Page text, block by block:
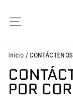
Inicio /
POR